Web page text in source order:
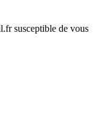
susceptible de vous